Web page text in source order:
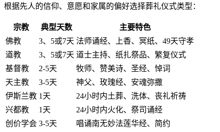
根据先人的信仰、意愿和家属的偏好选择葬礼仪式类型：
宗教 典型天数
主要特色
佛教
3、5或7天 法师诵经、上香、冥纸、49天守孝
道教
3、5或7天 道士主持、纸扎祭品、繁复仪式
基督教
2-5天
牧师、赞美诗、圣经、悼词
天主教
3-5天
神父、玫瑰经、安魂弥撒
伊斯兰教 1天
24小时内土葬、洗体、丧礼祈祷
兴都教
1天
24小时内火化、祭司诵经
创价学会 3-5天
唱诵南无妙法莲华经、简约